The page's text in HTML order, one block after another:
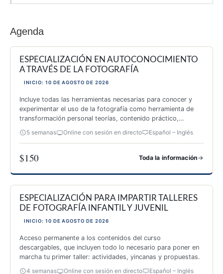
Agenda
ESPECIALIZACIÓN EN AUTOCONOCIMIENTO
A TRAVÉS DE LA FOTOGRAFÍA
INICIO: 10 DE AGOSTO DE 2026
Incluye todas las herramientas necesarias para conocer y
experimentar el uso de la fotografía como herramienta de
transformación personal teorías, contenido práctico,
inspiración y 26 actividades originales.
5 semanas Online con sesión en directo Español – Inglés
$150 Toda la información→
ESPECIALIZACIÓN PARA IMPARTIR TALLERES
DE FOTOGRAFÍA INFANTIL Y JUVENIL
INICIO: 10 DE AGOSTO DE 2026
Acceso permanente a los contenidos del curso
descargables, que incluyen todo lo necesario para poner en
marcha tu primer taller: actividades, yincanas y propuestas.
4 semanas Online con sesión en directo Español – Inglés